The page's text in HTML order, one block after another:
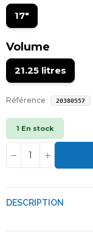
17"
Volume
21.25 litres
Référence 20380557
1 En stock
DESCRIPTION